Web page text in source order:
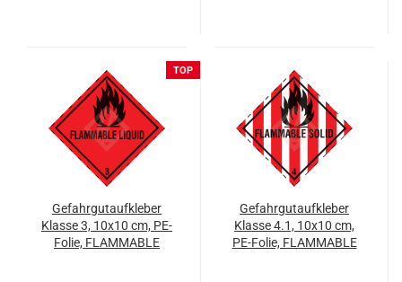
TOP
Gefahrgutaufkleber
Klasse 3, 10x10 cm, PE-
Folie, FLAMMABLE
Gefahrgutaufkleber
Klasse 4.1, 10x10 cm,
PE-Folie, FLAMMABLE